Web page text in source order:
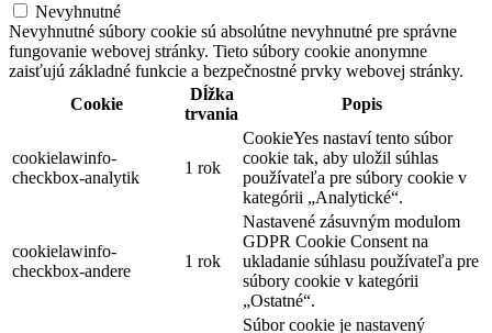
Nevyhnutné
Nevyhnutné súbory cookie sú absolútne nevyhnutné pre správne
fungovanie webovej stránky. Tieto súbory cookie anonymne
zaisťujú základné funkcie a bezpečnostné prvky webovej stránky.
Cookie
Dĺžka
trvania
Popis
cookielawinfo-
checkbox-analytik
1 rok
CookieYes nastaví tento súbor
cookie tak, aby uložil súhlas
používateľa pre súbory cookie v
kategórii „Analytické“.
cookielawinfo-
checkbox-andere
1 rok
Nastavené zásuvným modulom
GDPR Cookie Consent na
ukladanie súhlasu používateľa pre
súbory cookie v kategórii
„Ostatné“.
Súbor cookie je nastavený